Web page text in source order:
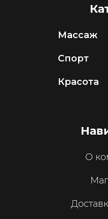
Массаж
Спорт
Красота
О